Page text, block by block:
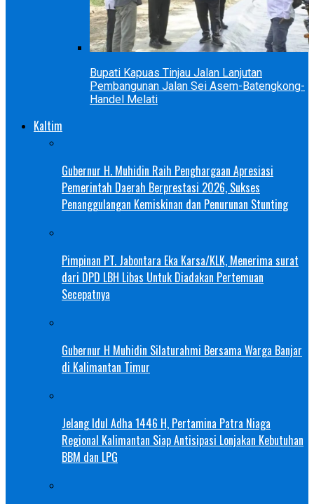
Bupati Kapuas Tinjau Jalan Lanjutan
Pembangunan Jalan Sei Asem-Batengkong-
Handel Melati
Kaltim
Gubernur H. Muhidin Raih Penghargaan Apresiasi
Pemerintah Daerah Berprestasi 2026, Sukses
Penanggulangan Kemiskinan dan Penurunan Stunting
Pimpinan PT. Jabontara Eka Karsa/KLK, Menerima surat
dari DPD LBH Libas Untuk Diadakan Pertemuan
Secepatnya
Gubernur H Muhidin Silaturahmi Bersama Warga Banjar
di Kalimantan Timur
Jelang Idul Adha 1446 H, Pertamina Patra Niaga
Regional Kalimantan Siap Antisipasi Lonjakan Kebutuhan
BBM dan LPG